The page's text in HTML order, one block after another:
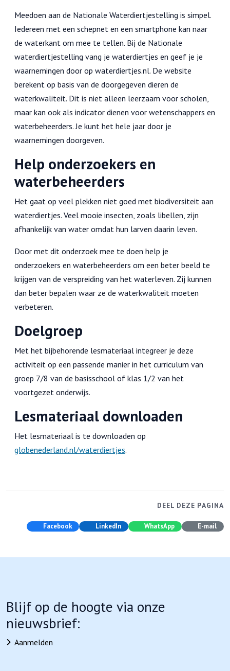
Meedoen aan de Nationale Waterdiertjestelling is simpel.
Iedereen met een schepnet en een smartphone kan naar
de waterkant om mee te tellen. Bij de Nationale
waterdiertjestelling vang je waterdiertjes en geef je je
waarnemingen door op waterdiertjes.nl. De website
berekent op basis van de doorgegeven dieren de
waterkwaliteit. Dit is niet alleen leerzaam voor scholen,
maar kan ook als indicator dienen voor wetenschappers en
waterbeheerders. Je kunt het hele jaar door je
waarnemingen doorgeven.
Help onderzoekers en
waterbeheerders
Het gaat op veel plekken niet goed met biodiversiteit aan
waterdiertjes. Veel mooie insecten, zoals libellen, zijn
afhankelijk van water omdat hun larven daarin leven.
Door met dit onderzoek mee te doen help je
onderzoekers en waterbeheerders om een beter beeld te
krijgen van de verspreiding van het waterleven. Zij kunnen
dan beter bepalen waar ze de waterkwaliteit moeten
verbeteren.
Doelgroep
Met het bijbehorende lesmateriaal integreer je deze
activiteit op een passende manier in het curriculum van
groep 7/8 van de basisschool of klas 1/2 van het
voortgezet onderwijs.
Lesmateriaal downloaden
Het lesmateriaal is te downloaden op
globenederland.nl/waterdiertjes.
DEEL DEZE PAGINA
Facebook LinkedIn WhatsApp E-mail
Blijf op de hoogte via onze
nieuwsbrief:
Aanmelden